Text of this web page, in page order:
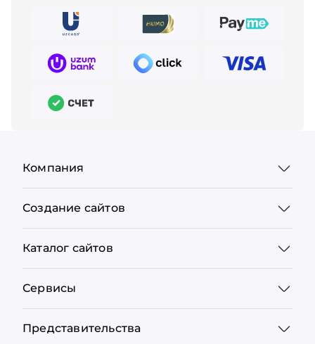
Компания
Создание сайтов
Каталог сайтов
Сервисы
Представительства